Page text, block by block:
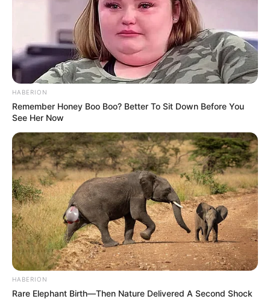
8 Kata Lucu Seputar Malam
Minggu ala Jomblo yang Bikin
Ngenes
10 Desain Kanopi Tempat
Tidur, Serasa Beristirahat di
Kamar Raja
HABERION
Remember Honey Boo Boo? Better To Sit Down Before You
See Her Now
HABERION
Rare Elephant Birth—Then Nature Delivered A Second Shock